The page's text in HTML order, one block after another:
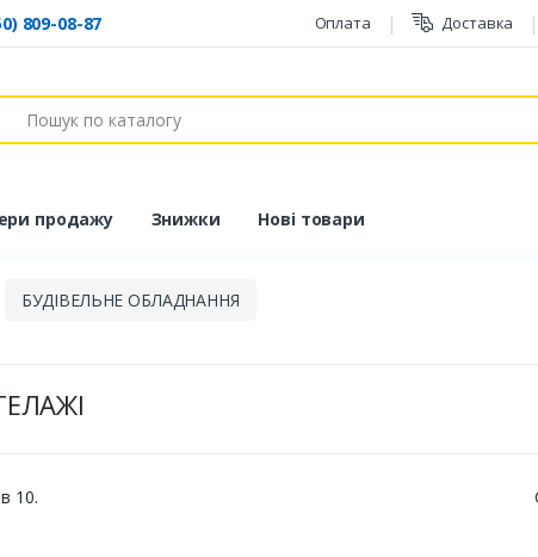
809-08-87 Оплата Доставка
продажу Знижки Нові товари
БУДІВЕЛЬНЕ ОБЛАДНАННЯ
10.